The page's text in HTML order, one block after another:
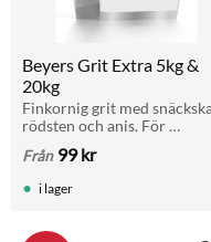
Beyers Grit Extra 5kg &
20kg
Finkornig grit med
rödsten och anis. För
äggskal. Ges med fri tillgång.
Från 99kr
i lager